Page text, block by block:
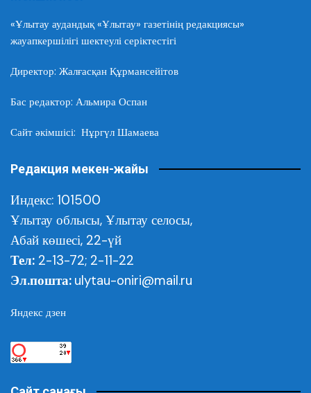
«Ұлытау аудандық «Ұлытау» газетінің редакциясы»
жауапкершілігі шектеулі серіктестігі
Директор: Жалғасқан Құрмансейітов
Бас редактор: Альмира Оспан
Сайт әкімшісі: Нұргүл Шамаева
Редакция мекен-жайы
Индекс: 101500
Ұлытау облысы, Ұлытау селосы,
Абай көшесі, 22-үй
Тел: 2-13-72; 2-11-22
Эл.пошта: ulytau-oniri@mail.ru
Яндекс дзен